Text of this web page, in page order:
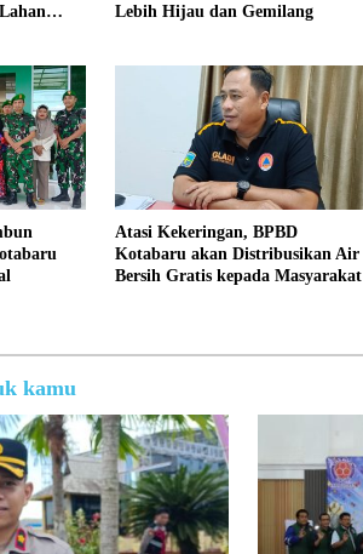
Lebih Hijau dan Gemilang
Atasi Kekeringan, BPBD
Kotabaru akan Distribusikan Air
Bersih Gratis kepada Masyarakat
kamu